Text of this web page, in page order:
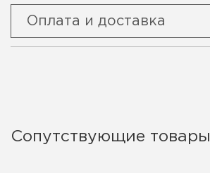
Оплата и доставка
Сопутствующие товары